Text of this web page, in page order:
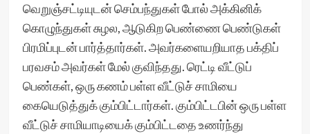
வெறுஞ்சட்டியுடன் செம்பந்துகள் போல் அக்கினிக்
கொழுந்துகள் சுழல, ஆடுகிற பெண்ணை பெண்டுகள்
பிரமிப்புடன் பார்த்தார்கள். அவர்களையறியாத பக்திப்
பரவசம் அவர்கள் மேல் குவிந்தது. ரெட்டி வீட்டுப்
பெண்கள், ஒரு கணம் பள்ள வீட்டுச் சாமியை
கையெடுத்துக் கும்பிட்டார்கள். கும்பிட்டபின் ஒரு பள்ள
வீட்டுச் சாமியாடியைக் கும்பிட்டதை உணர்ந்து